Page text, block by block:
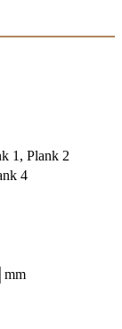
1, Plank 2
4
mm